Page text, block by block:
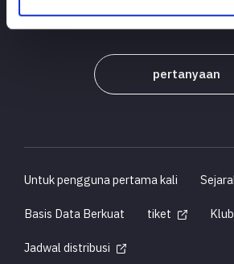
Pendahuluan Pemain
pertanyaan
Untuk pengguna pertama kali
Basis Data Berkuat
tiket
Jadwal distribusi